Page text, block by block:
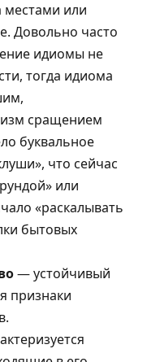
местами или
Довольно часто
идиомы не
тогда идиома
сращением
буквальное
что сейчас
или
«раскалывать
бытовых
— устойчивый
признаки